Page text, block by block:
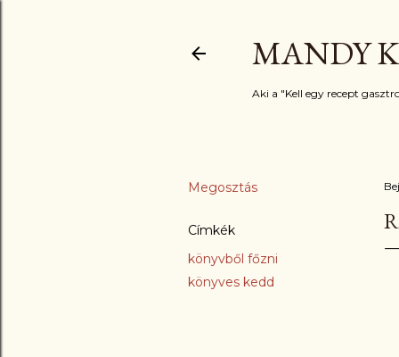
MANDY
Aki a "Kell egy recept
Megosztás
Címkék
könyvből főzni
könyves kedd